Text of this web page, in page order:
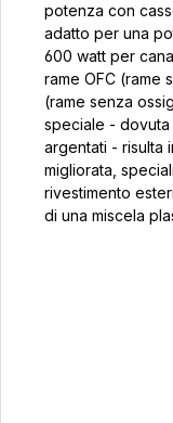
potenza con
adatto per una
600 watt per
rame OFC (rame
(rame senza
speciale -
argentati - risulta
migliorata,
rivestimento
di una miscela